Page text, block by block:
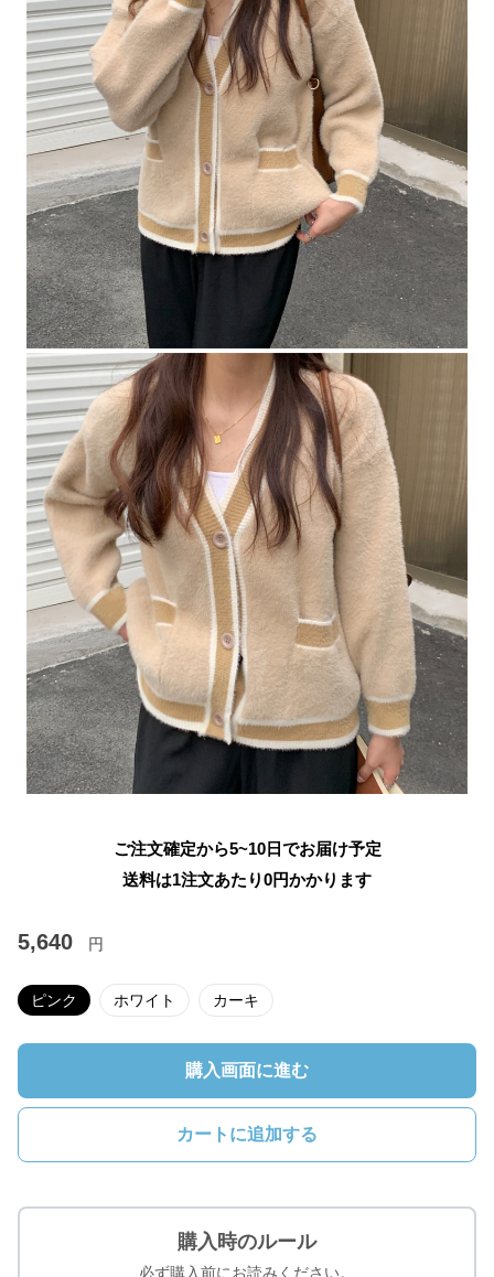
ご注文確定から5~10日でお届け予定
送料は1注文あたり0円かかります
5,640 円
ピンク ホワイト カーキ
購入画面に進む
カートに追加する
購入時のルール
必ず購入前にお読みください。